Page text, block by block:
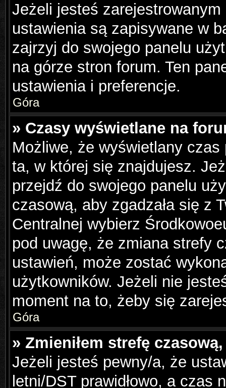
Jeżeli jesteś
ustawienia są zapisywane w
zajrzyj do swojego panelu
na górze stron forum. Ten
ustawienia i preferencje.
Góra
» Czasy wyświetlane na
Możliwe, że wyświetlany
ta, w której się znajdujesz.
przejdź do swojego panelu
czasową, aby zgadzała się z
Centralnej wybierz
pod uwagę, że zmiana strefy
ustawień, może zostać
użytkowników. Jeżeli nie
moment na to, żeby się
Góra
» Zmieniłem strefę
Jeżeli jesteś pewny/a, że
letni/DST prawidłowo, a czas